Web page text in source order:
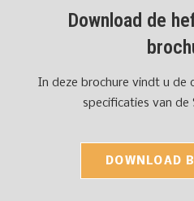
Download de
In deze brochure vindt u de
specificaties van
DOWNLOAD